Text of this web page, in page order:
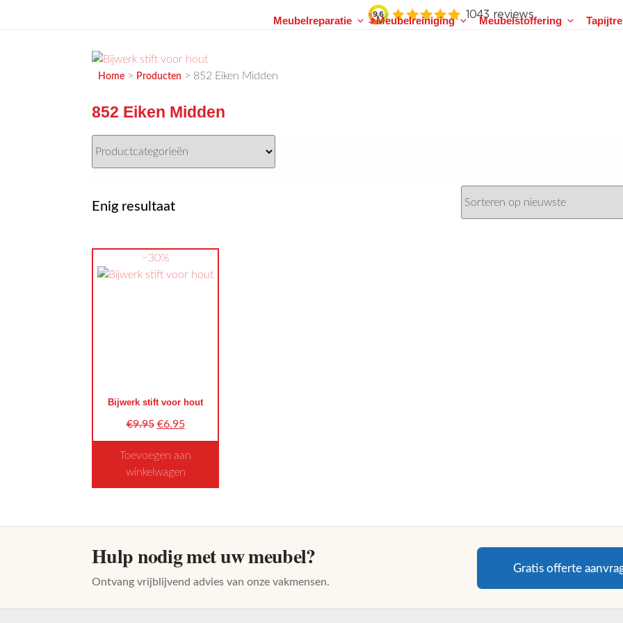
MEUBELVISIE
Passie voor meubels
Meubelreparatie Meubelreiniging Meubelstoffering
Home > Producten > 852 Eiken Midden
852 Eiken Midden
Enig resultaat
−30%
Bijwerk stift voor hout
€9.95 Oorspronkelijke
prijs
was:
€9.95.
€6.95Huidige
prijs
is:
€6.95.
Toevoegen aan
winkelwagen
heeft
variaties.
Deze
kan
Hulp nodig met uw meubel?
Ontvang vrijblijvend advies van onze vakmensen.
Gratis offerte